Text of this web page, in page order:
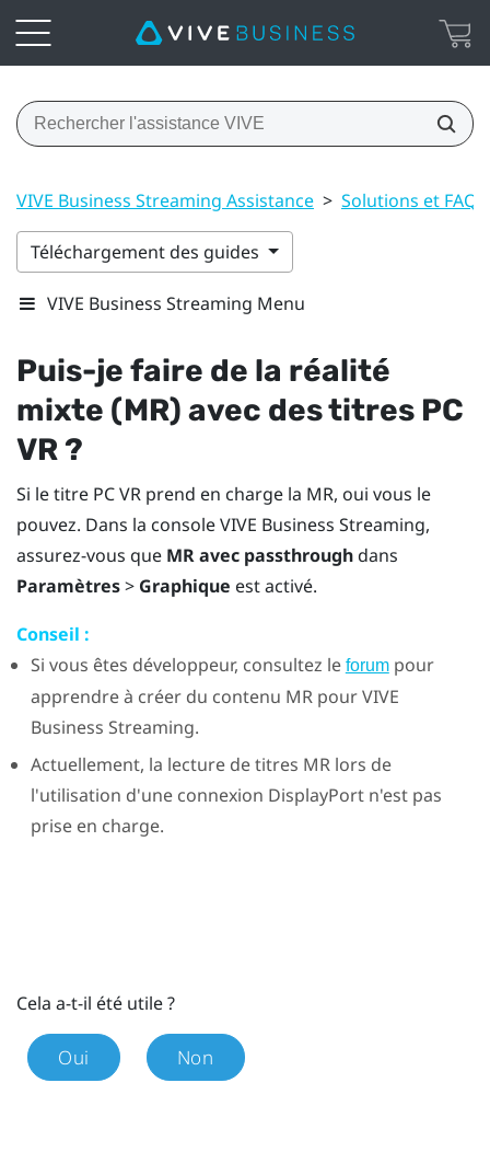
VIVE Business Streaming Assistance > Solutions et FAQ
Téléchargement des guides
VIVE Business Streaming Menu
Puis-je faire de la réalité
mixte (MR) avec des titres PC
VR ?
Si le titre PC VR prend en charge la MR, oui vous le
pouvez. Dans la consoleVIVE Business Streaming,
assurez-vous que MR avec passthroughdans
Paramètres> Graphique est activé.
Conseil :
Si vous êtes développeur, consultez le forumpour
apprendre à créer du contenu MR pourVIVE
Business Streaming.
Actuellement, la lecture de titres MR lors de
l'utilisation d'une connexion DisplayPortn'est pas
prise en charge.
Cela a-t-il été utile ?
Oui Non